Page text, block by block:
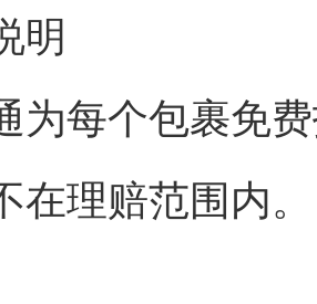
明
为每个包裹免
在理赔范围内。